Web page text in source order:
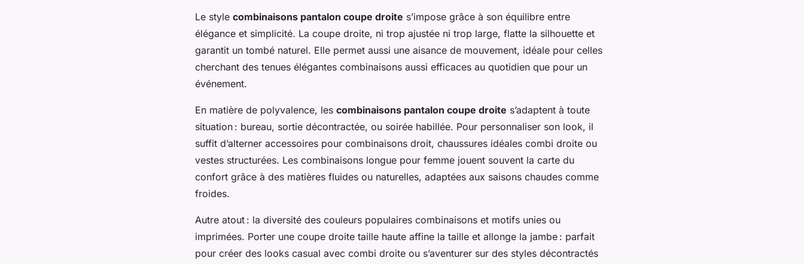
Le style combinaisons pantalon coupe droite s’impose grâce à son équilibre entre
élégance et simplicité. La coupe droite, ni trop ajustée ni trop large, flatte la silhouette et
garantit un tombé naturel. Elle permet aussi une aisance de mouvement, idéale pour celles
cherchant des tenues élégantes combinaisons aussi efficaces au quotidien que pour un
événement.
En matière de polyvalence, les combinaisons pantalon coupe droite s’adaptent à toute
situation : bureau, sortie décontractée, ou soirée habillée. Pour personnaliser son look, il
suffit d’alterner accessoires pour combinaisons droit, chaussures idéales combi droite ou
vestes structurées. Les combinaisons longue pour femme jouent souvent la carte du
confort grâce à des matières fluides ou naturelles, adaptées aux saisons chaudes comme
froides.
Autre atout : la diversité des couleurs populaires combinaisons et motifs unies ou
imprimées. Porter une coupe droite taille haute affine la taille et allonge la jambe : parfait
pour créer des looks casual avec combi droite ou s’aventurer sur des styles décontractés